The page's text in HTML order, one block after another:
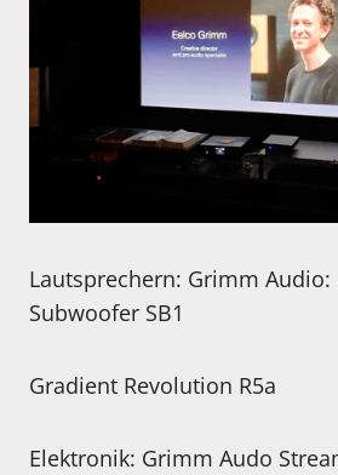
Lautsprechern: Grimm Audio:
Subwoofer SB1
Gradient Revolution R5a
Elektronik: Grimm Audo